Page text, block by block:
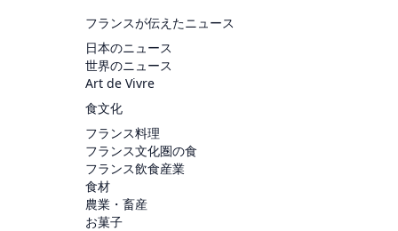
フランスが伝えたニュース
日本のニュース
世界のニュース
Art de Vivre
食文化
フランス料理
フランス文化圏の食
フランス飲食産業
食材
農業・畜産
お菓子